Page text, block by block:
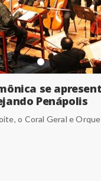
se
Penápolis
o Coral Geral e